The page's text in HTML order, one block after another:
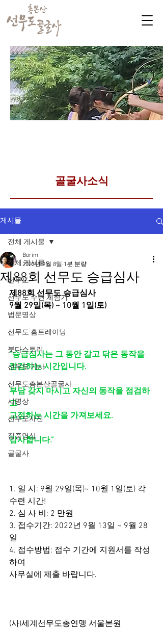
​골굴사소식
게시물
전체 게시물
선무도
선무도 수련 체험기
법문명상
선무도 홈트레이닝
붓다스토리
선무도 기사
선무도총본산골굴사
시명상
선무도사진
집중명상
골굴사
전체 게시물
제88회 선무도 승급심사
Borim
2022년 9월 8일 1분 분량
제88회 선무도 승급심사
9월 29일(목) ~ 10월 1일(토)
“승급심사는 그 동안 갈고 닦은 동작을
점검하는 시간입니다.
부담 갖지 마시고 자신의 동작을 점검하
고
교정하는 시간을 가져보세요.
감사합니다.”
1. 일 시: 9월 29일(목)~ 10월 1일(토) 각
수련 시간!
2. 심 사 비: 2 만원
3. 접수기간: 2022년 9월 13일 ~ 9월 28
일
4. 접수방법: 접수 기간에 지원서를 작성
하여
사무실에 제출 바랍니다.
(사)세계선무도총연맹 서울본원